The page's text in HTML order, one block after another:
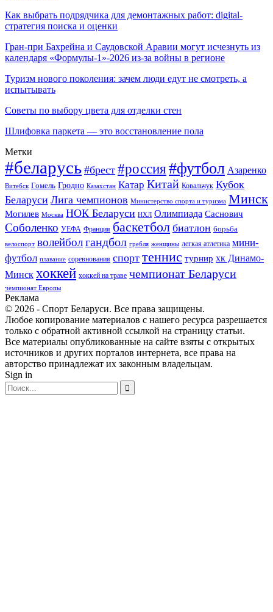
Как выбрать подрядчика для демонтажных работ: digital-
стратегия поиска и оценки
Гран-при Бахрейна и Саудовской Аравии могут исчезнуть из
календаря «Формулы-1»-2026 из-за войны в регионе
Туризм нового поколения: зачем люди едут не смотреть, а
испытывать
Советы по выбору цвета для отделки стен
Шлифовка паркета — это восстановление пола
Метки
#беларусь #брест #россия#футбол Азаренко
Витебск Гомель Гродно Казахстан Катар Китай Ковальчук Кубок
Беларуси Лига чемпионов Министерство спорта и туризма Минск
Могилев Москва НОК Беларуси НХЛ Олимпиада Саснович
Соболенко УЕФА Франция баскетбол биатлон борьба
велоспорт волейболгандбол гребля женщины легкая атлетика мини-
футбол плавание соревнования спорт теннис турнир хк Динамо-
Минск хоккей хоккей на траве чемпионат Беларуси
чемпионат Европы
Реклама
© 2026 - Спорт Беларуси. Все права защищены.
Любое копирование материалов с нашего ресурса разрешается
только с обратной активной ссылкой на страницу статьи.
Все материалы опубликованные на сайте взяты с открытых
источников и других порталов интернета, все права на
авторство принадлежат их законным владельцам.
Sign in